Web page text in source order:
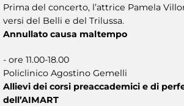
Prima del concerto, l’attrice Pamela
versi del Belli e del Trilussa.
Annullato causa maltempo
- ore 11.00-18.00
Policlinico Agostino Gemelli
Allievi dei corsi preaccademici e di
dell’AIMART